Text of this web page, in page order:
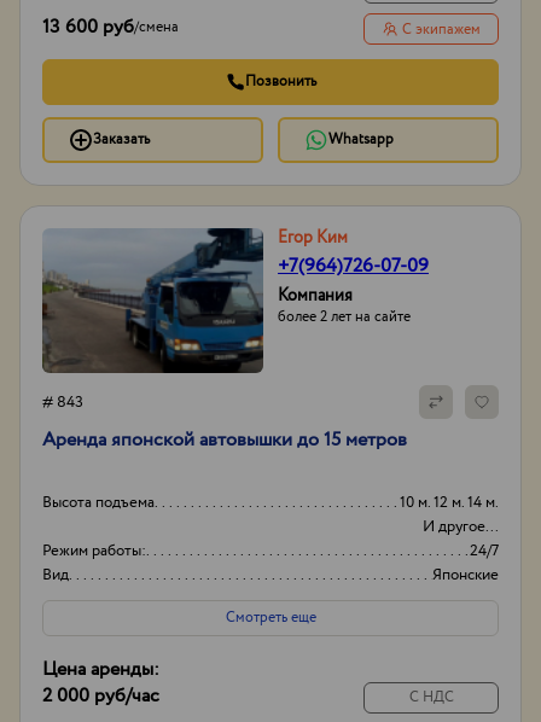
13 600 руб/смена С экипажем
Позвонить
Заказать Whatsapp
Егор Ким
+7(964)726-07-09
Компания
более 2 лет на сайте
# 843
Аpенда японской aвтовышки дo 15 метрoв
Высота подъема
10 м. 12 м. 14 м.
И другое...
Режим работы:
24/7
Вид
Японские
Высота вышки
15м
Смотреть еще
Цена аренды:
2 000 руб/час
С НДС